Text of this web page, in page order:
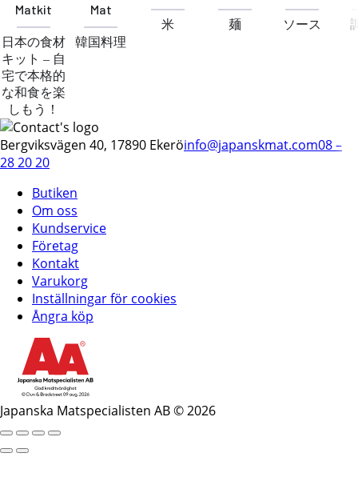
Matkit
日本の食材
キット – 自
宅で本格的
な和食を楽
しもう！
Mat
韓国料理
米 麺 ソース
Bergviksvägen 40, 17890 Ekeröinfo@japanskmat.com08 –
28 20 20
Butiken
Om oss
Kundservice
Företag
Kontakt
Varukorg
Inställningar för cookies
Ångra köp
Japanska Matspecialisten AB © 2026